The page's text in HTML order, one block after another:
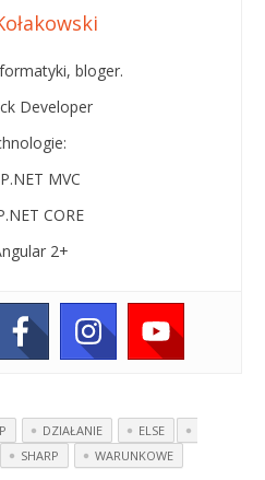
bloger.
Developer
MVC
CORE
2+
DZIAŁANIE
ELSE
SHARP WARUNKOWE